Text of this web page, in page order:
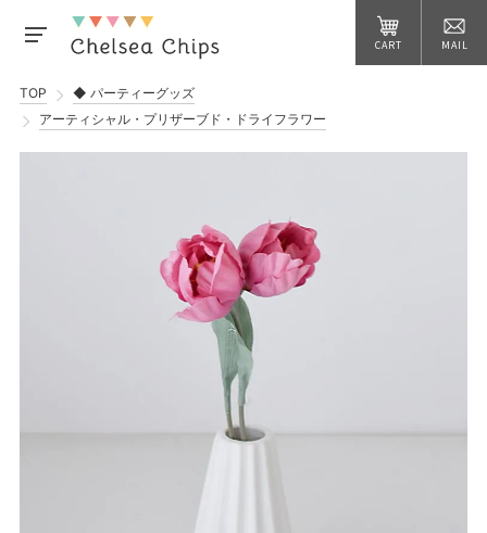
CART MAIL
TOP
◆ パーティーグッズ
アーティシャル・プリザーブド・ドライフラワー